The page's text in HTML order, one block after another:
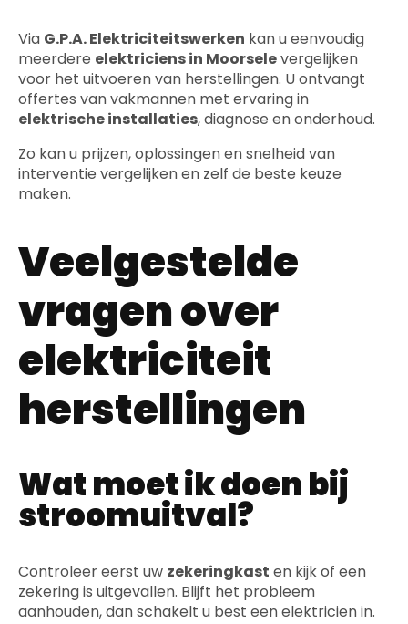
Via G.P.A. Elektriciteitswerken kan u eenvoudig
meerdere elektriciens in Moorselevergelijken
voor het uitvoeren van herstellingen. U ontvangt
offertes van vakmannen met ervaring in
elektrische installaties, diagnose en onderhoud.
Zo kan u prijzen, oplossingen en snelheid van
interventie vergelijken en zelf de beste keuze
maken.
Veelgestelde
vragen over
elektriciteit
herstellingen
Wat moet ik doen bij
stroomuitval?
Controleer eerst uw zekeringkast en kijk of een
zekering is uitgevallen. Blijft het probleem
aanhouden, dan schakelt u best een elektricien in.